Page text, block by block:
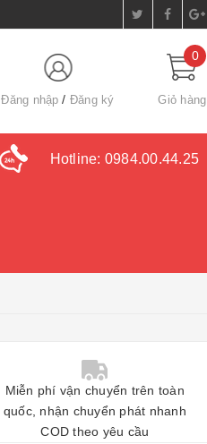
Đăng nhập Đăng ký
0
Giỏ hàng
Hotline: 0984.00.44.25
Miễn phí vận chuyển trên toàn
quốc, nhận chuyển phát nhanh
COD theo yêu cầu